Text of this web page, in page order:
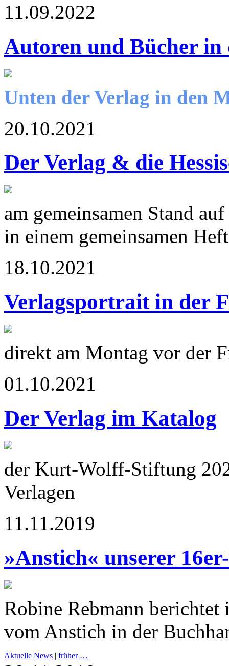
11.09.2022
Autoren und Bücher in
Unten der Verlag in den
20.10.2021
Der Verlag & die
am gemeinsamen Stand
in einem gemeinsamen
18.10.2021
Verlagsportrait in der
direkt am Montag vor der
01.10.2021
Der Verlag im Katalog
der Kurt-Wolff-Stiftung
Verlagen
11.11.2019
»Anstich« unserer
Robine Rebmann
vom Anstich in der
Aktuelle News | früher …